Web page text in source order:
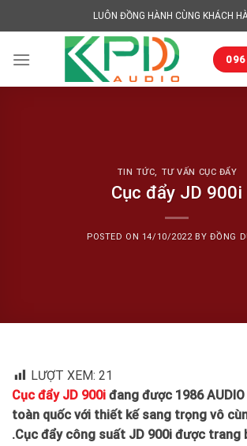
to
LUÔN ĐỒNG HÀNH CÙNG KHÁCH
TIN TỨC, TƯ VẤN CỤC ĐẨY
Cục đẩy JD 900i
POSTED ON 14/10/2022BY ĐỒNG
LƯỢT XEM: 21
Cục đẩy JD 900i đang được 1986
toàn quốc với thiết kế sang trọng vô
.Cục đẩy công suất JD 900i được trang